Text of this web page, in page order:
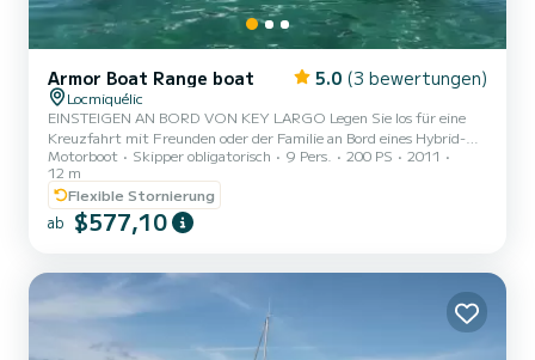
Armor Boat Range boat 5.0 (3 bewertungen)
Locmiquélic
EINSTEIGEN AN BORD VON KEY LARGO Legen Sie los für eine
Kreuzfahrt mit Freunden oder der Familie an Bord eines Hybrid-
Hummerboots, das vom Architekten Nigels IRENS entworfen
wurde. Dank des Komforts von Key Largo, einem eleganten
Kreuzfahrtschiff, der schicken und diskreten Linien, werden Sie es
tun Erleben Sie einen zeitlosen Tag. Vom Hafen von Pen Mané in
der Stadt Locmiquélic aus beginnt Ihre langsame Navigation mit
gefolgt vo...
Motorboot Skipper obligatorisch 9 Pers. 200 PS
2011
12 m
Flexible Stornierung
ab $577,10